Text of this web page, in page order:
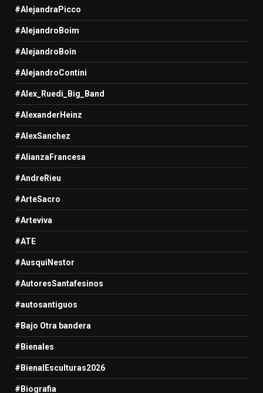
#AlejandraPicco
#AlejandroBoim
#AlejandroBoin
#AlejandroContini
#Alex_Ruedi_Big_Band
#AlexanderHeinz
#AlexSanchez
#AlianzaFrancesa
#AndreRieu
#ArteSacro
#Arteviva
#ATE
#AusquiNestor
#AutoresSantafesinos
#autosantiguos
#Bajo Otra bandera
#Bienales
#BienalEsculturas2026
#Biografia